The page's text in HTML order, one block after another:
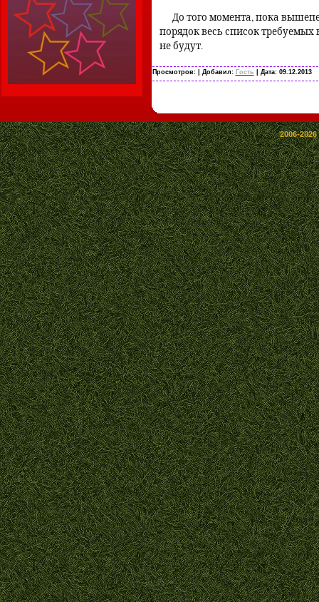
До того момента, пока
порядок весь список
не будут.
Просмотров: | Добавил: Гость | Дата: 09.12.2013
2006-